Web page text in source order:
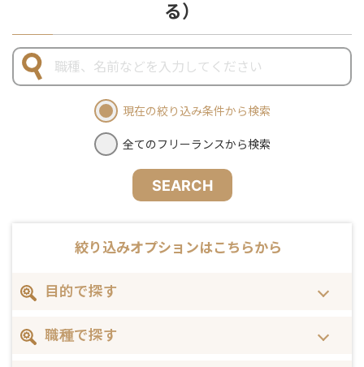
る）
現在の絞り込み条件から検索
全てのフリーランスから検索
SEARCH
絞り込みオプションはこちらから
目的で探す
職種で探す